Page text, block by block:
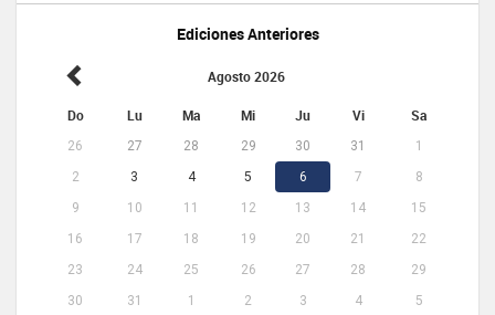
Ediciones Anteriores
Agosto 2026
Do Lu Ma Mi Ju Vi Sa
26 27 28 29 30 31
1
2
3 4 5 6 7
8
9
10 11 12 13 14
15
16
17 18 19 20 21
22
23
24 25 26 27 28
29
30
31 1 2 3 4 5